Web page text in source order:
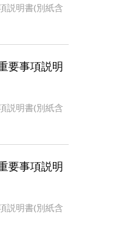
説明書(別紙含
要事項説明
説明書(別紙含
要事項説明
説明書(別紙含